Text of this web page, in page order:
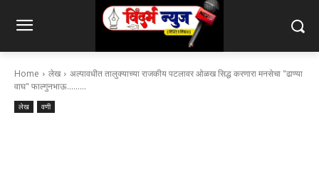
Home लेख
अल्पावधीत तालुक्याच्या राजकीय पटलावर ओळख सिद्ध करणारा मनसेचा "ढाण्या
वाघ" फाल्गुनभाऊ.........
लेख वणी